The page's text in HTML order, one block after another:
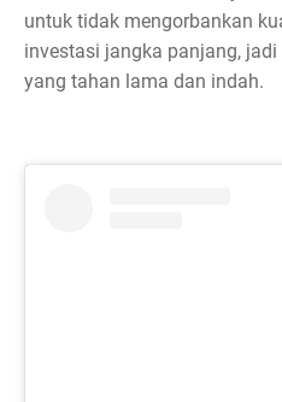
untuk tidak mengorbankan
investasi jangka panjang,
yang tahan lama dan indah.